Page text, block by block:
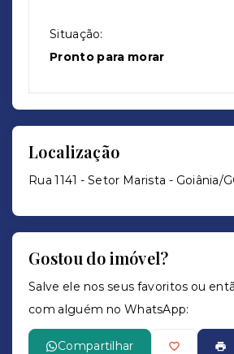
Situação:
Pronto para morar
Localização
Rua 1141 - Setor Marista - Goiânia/
Gostou do imóvel?
Salve ele nos seus favoritos ou
com alguém no WhatsApp:
Compartilhar